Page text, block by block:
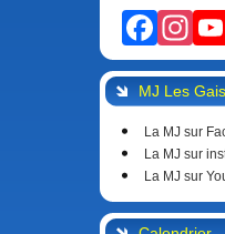
MJ Les
La MJ sur
La MJ sur
La MJ sur